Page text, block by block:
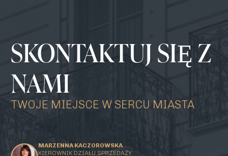
SKONTAKTUJ SIĘ Z
NAMI
TWOJE MIEJSCE W SERCU MIASTA
MARZENNA KACZOROWSKA
KIEROWNIK DZIAŁU SPRZEDAŻY